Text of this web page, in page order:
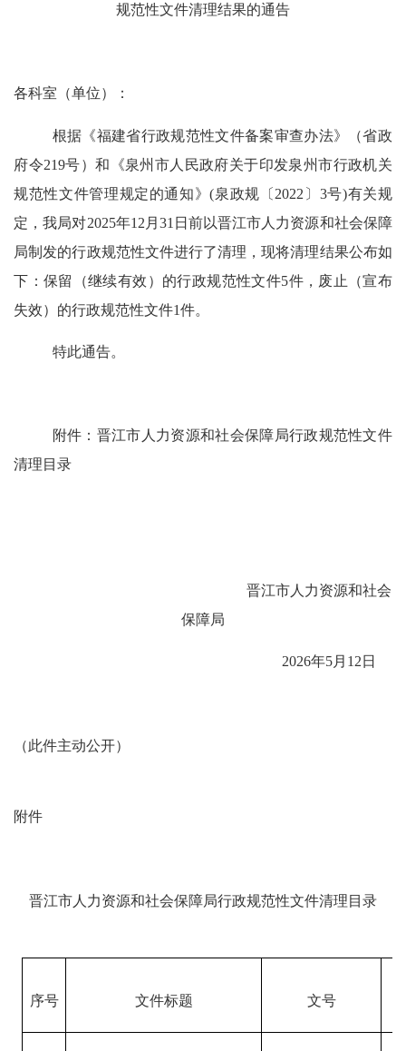
规范性文件清理结果的通告
各科室（单位）：
根据《福建省行政规范性文件备案审查办法》（省政
府令219号）和《泉州市人民政府关于印发泉州市行政机关
规范性文件管理规定的通知》(泉政规 〔 2022 〕 3号)有关规
定，我局对2025年12 月 31 日前以晋江市人力资源和社会保障
局制发的行政规范性文件进行了清理，现将清理结果公布如
下：保留（继续有效）的行政规范性文件5件， 废止（宣布
失效）的行政规范性文件1件。
特此通告。
附件：晋江市人力资源和社会保障局行政规范性文件
清理目录
晋江市人力资源和社会
保障局
2026年5月 12日
（此件主动公开）
附件
晋江市人力资源和社会保障局行政规范性文件清理目录
序号 文件标题 文号